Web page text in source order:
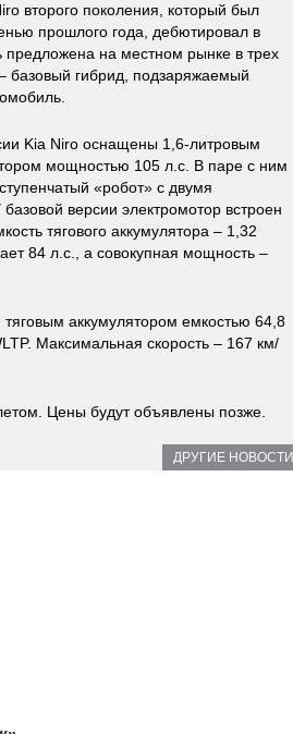
второго поколения, который был
прошлого года, дебютировал в
на местном рынке в трех
базовый гибрид, подзаряжаемый
Kia Niro оснащены 1,6-литровым
мощностью 105 л.с. В паре с ним
«робот» с двумя
версии электромотор встроен
тягового аккумулятора – 1,32
84 л.с., а совокупная мощность –
аккумулятором емкостью 64,8
Максимальная скорость – 167 км/
Цены будут объявлены позже.
ДРУГИЕ НОВОСТИ